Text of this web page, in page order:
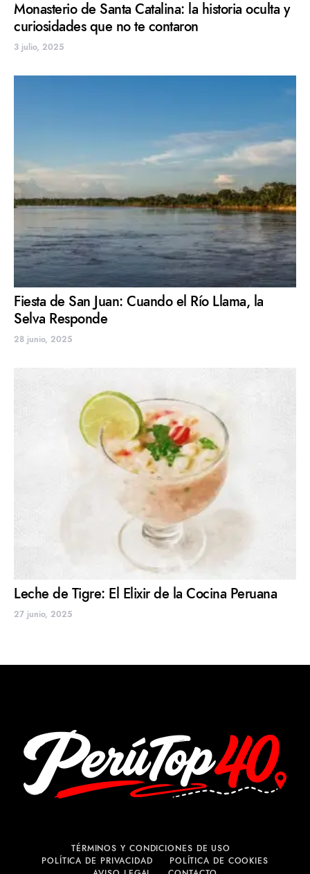
Monasterio de Santa Catalina: la historia oculta y
curiosidades que no te contaron
3 julio, 2025
Fiesta de San Juan: Cuando el Río Llama, la
Selva Responde
28 junio, 2025
Leche de Tigre: El Elixir de la Cocina Peruana
27 junio, 2025
TÉRMINOS Y CONDICIONES DE USO
POLÍTICA DE PRIVACIDAD
POLÍTICA DE COOKIES